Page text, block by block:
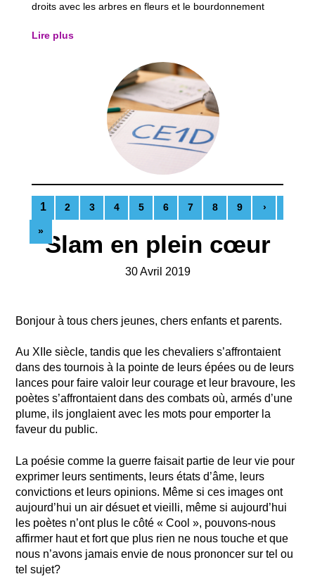
Slam en plein cœur
30 Avril 2019
Bonjour à tous chers jeunes, chers enfants et parents.
Au XIIe siècle, tandis que les chevaliers s’affrontaient
dans des tournois à la pointe de leurs épées ou de leurs
lances pour faire valoir leur courage et leur bravoure, les
poètes s’affrontaient dans des combats où, armés d’une
plume, ils jonglaient avec les mots pour emporter la
faveur du public.
La poésie comme la guerre faisait partie de leur vie pour
exprimer leurs sentiments, leurs états d’âme, leurs
convictions et leurs opinions. Même si ces images ont
aujourd’hui un air désuet et vieilli, même si aujourd’hui
les poètes n’ont plus le côté « Cool », pouvons-nous
affirmer haut et fort que plus rien ne nous touche et que
nous n’avons jamais envie de nous prononcer sur tel ou
tel sujet?
droits avec les arbres en fleurs et le bourdonnement
qui donne un avant-goût de vacances… mais qui, pour
Lire plus
1 2 3 4 5 6 7 8 9 ›
»